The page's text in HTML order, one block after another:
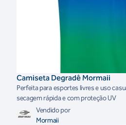
Camiseta Degradê Mormaii
Perfeita para esportes livres e uso
secagem rápida e com proteção UV
Vendido por
Mormaii